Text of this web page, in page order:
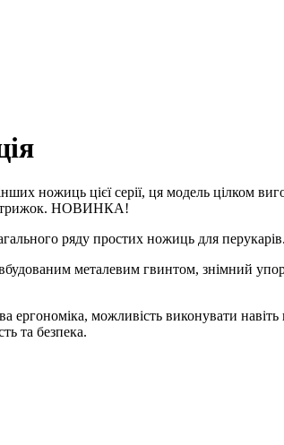
ножиць цієї серії, ця модель цілком
стрижок. НОВИНКА!
ряду простих ножиць для перукарів.
металевим гвинтом, знімний
можливість виконувати
та безпека.